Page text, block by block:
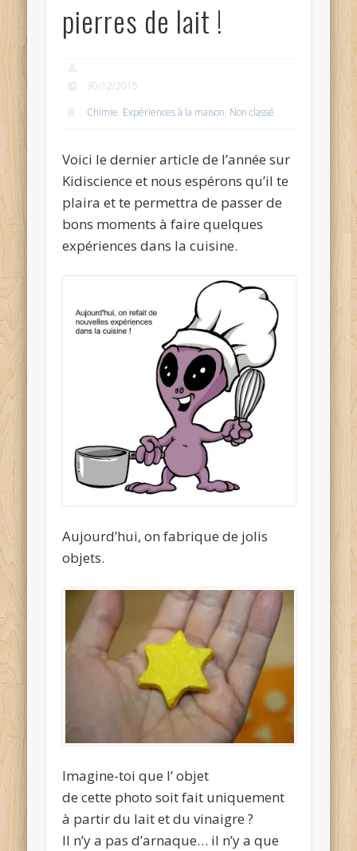
pierres de lait !
30/12/2015
Chimie, Expériences à la maison, Non classé
Voici le dernier article de l’année sur
Kidiscience et nous espérons qu’il te
plaira et te permettra de passer de
bons moments à faire quelques
expériences dans la cuisine.
Aujourd’hui, on fabrique de jolis
objets.
Imagine-toi que l’ objet
de cette photo soit fait uniquement
à partir du lait et du vinaigre ?
Il n’y a pas d’arnaque… il n’y a que